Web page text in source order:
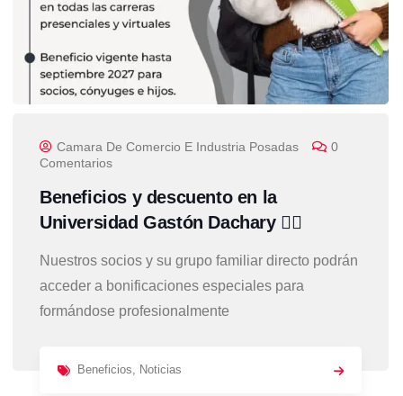
Camara De Comercio E Industria Posadas
0
Comentarios
Beneficios y descuento en la
Universidad Gastón Dachary 👇🏻
Nuestros socios y su grupo familiar directo podrán
acceder a bonificaciones especiales para
formándose profesionalmente
Beneficios Noticias